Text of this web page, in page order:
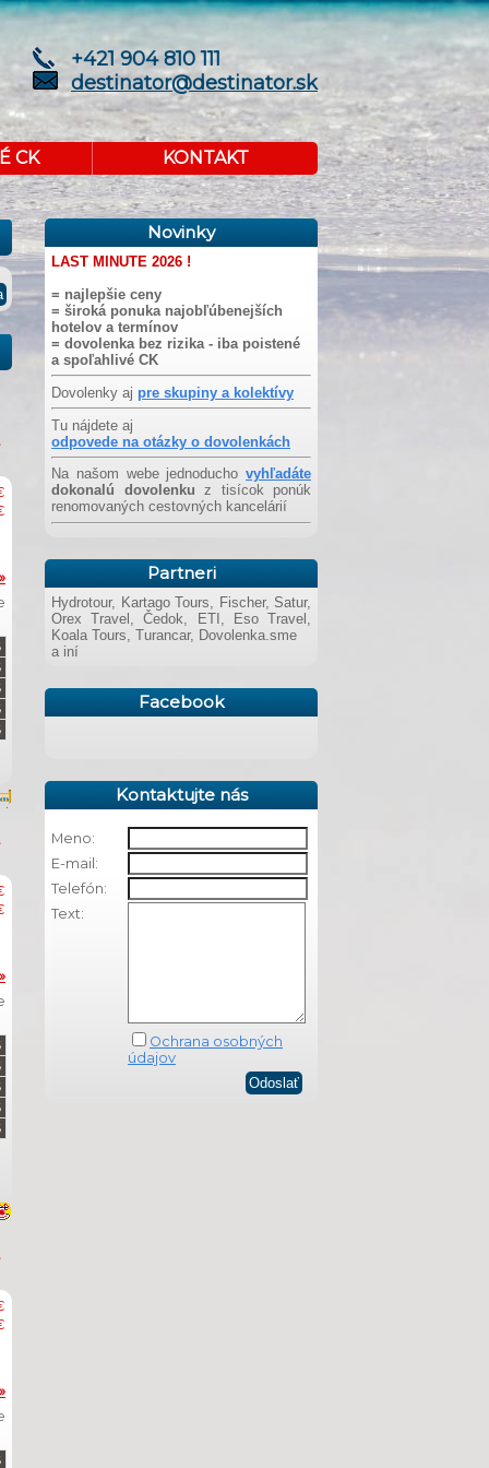
+421 904 810 111
destinator@destinator.sk
CK KONTAKT
Novinky
LAST MINUTE 2026 !
= najlepšie ceny
= široká ponuka najobľúbenejších
hotelov a termínov
= dovolenka bez rizika - iba poistené
a spoľahlivé CK
Dovolenky aj pre skupiny a kolektívy
Tu nájdete aj
odpovede na otázky o dovolenkách
Na našom webe jednoducho vyhľadáte
dokonalú dovolenku z tisícok ponúk
renomovaných cestovných kancelárií
Partneri
Hydrotour, Kartago Tours, Fischer, Satur,
Orex Travel, Čedok, ETI, Eso Travel,
Koala Tours, Turancar, Dovolenka.sme
a iní
Facebook
Kontaktujte nás
Meno:
E-mail:
Telefón:
Text:
Ochrana osobných
údajov